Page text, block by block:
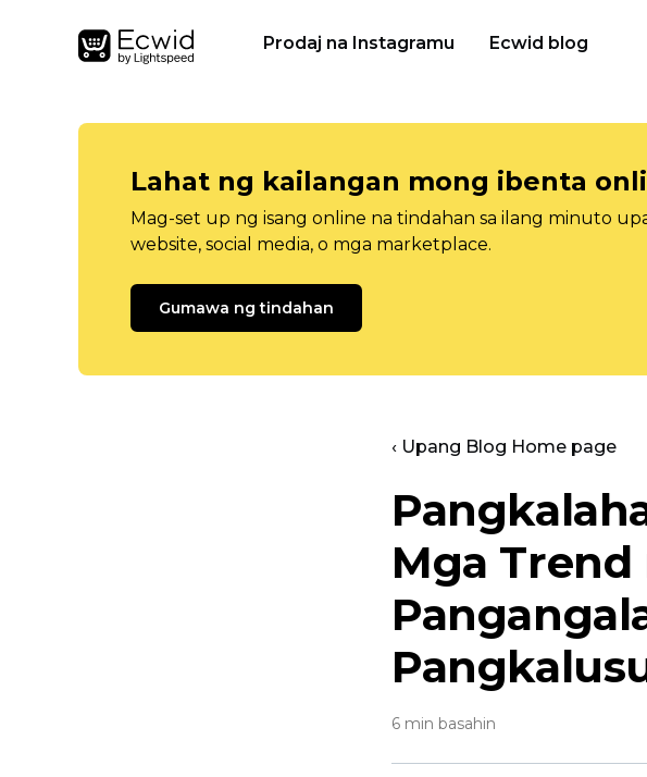
Prodaj na Instagramu Ecwid blog
Lahat ng kailangan mong ibenta
Mag-set up ng isang online na tindahan sa ilang minuto
website, social media, o mga marketplace.
Gumawa ng tindahan
‹ Upang Blog Home page
Mga
6 min basahin